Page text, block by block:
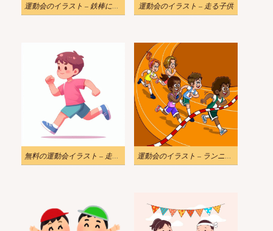
運動会のイラスト – 鉄棒に乗る子供たち 運動会のイラスト – 走る子供
無料の運動会イラスト – 走る男の子 運動会のイラスト – ランニング競争